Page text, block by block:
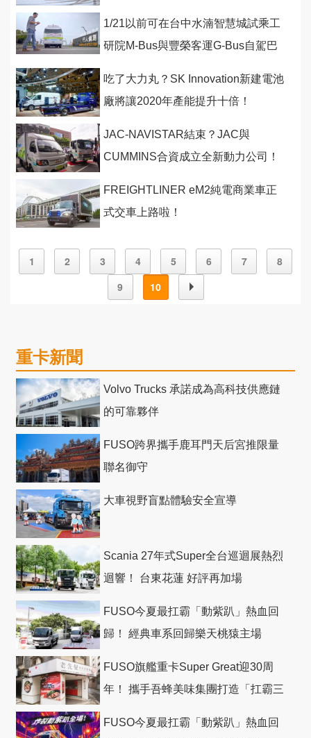
1/21以前可在台中水湳智慧城試乘工
研院M-Bus與豐榮客運G-Bus自駕巴
吃了大力丸？SK Innovation新建電池
廠將讓2020年產能提升十倍！
JAC-NAVISTAR結束？JAC與
CUMMINS合資成立全新動力公司！
FREIGHTLINER eM2純電商業車正
式交車上路啦！
1 2 3 4 5 6 7
8
9
10
重卡新聞
Volvo Trucks 承諾成為高科技供應鏈
的可靠夥伴
FUSO跨界攜手鹿耳門天后宮推限量
聯名御守
大車視野盲點體驗安全宣導
Scania 27年式Super全台巡迴展熱烈
迴響！ 台東花蓮 好評再加場
FUSO今夏最扛霸「動紫趴」熱血回
歸！ 經典車系回歸樂天桃猿主場
FUSO旗艦重卡Super Great迎30周
年！ 攜手吾蜂美味集團打造「扛霸三
FUSO今夏最扛霸「動紫趴」熱血回